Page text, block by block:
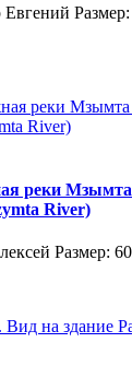
Евгений
реки
River)
Размер: